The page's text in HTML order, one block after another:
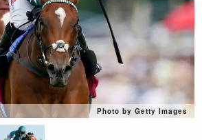
Photo by Getty Images